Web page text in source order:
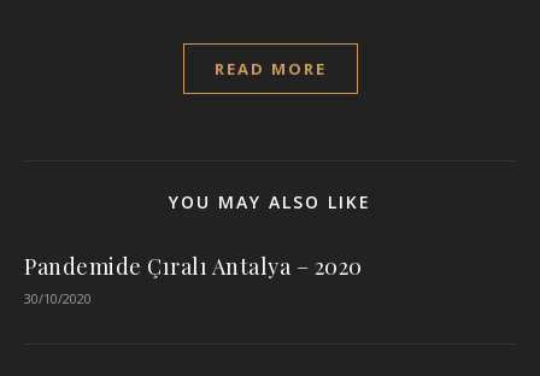
READ MORE
YOU MAY ALSO LIKE
Pandemide Çıralı Antalya – 2020
30/10/2020